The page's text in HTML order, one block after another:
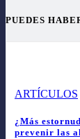
PUEDES
ARTÍCULOS
¿Más
prevenir las